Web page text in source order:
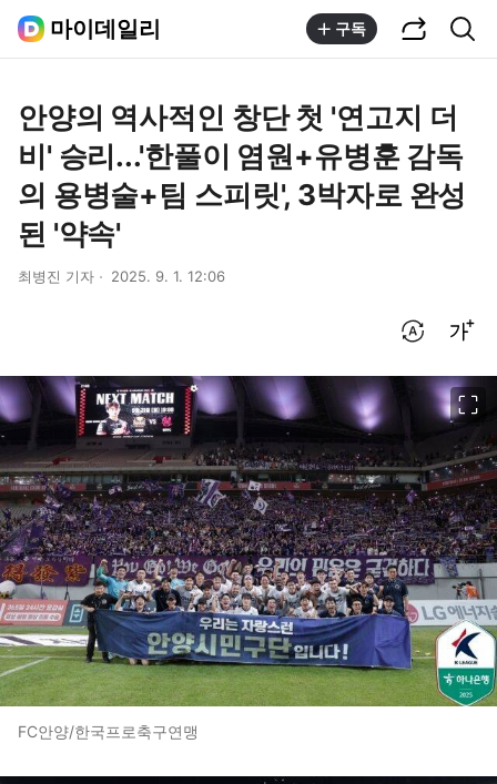
마이데일리 구독
안양의 역사적인 창단 첫 '연고지 더
비' 승리...'한풀이 염원+유병훈 감독
의 용병술+팀 스피릿', 3박자로 완성
된 '약속'
최병진 기자 2025. 9. 1. 12:06
FC안양/한국프로축구연맹